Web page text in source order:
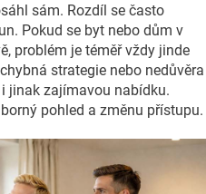
sám. Rozdíl se často
Pokud se byt nebo dům v
problém je téměř vždy jinde
strategie nebo nedůvěra
jinak zajímavou nabídku.
pohled a změnu přístupu.